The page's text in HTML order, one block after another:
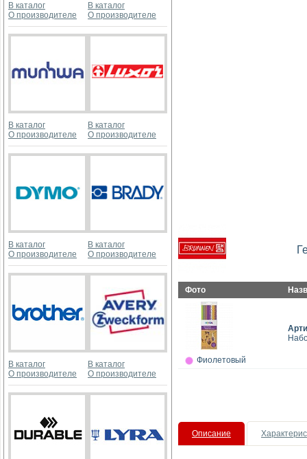
В каталог
О производителе
В каталог
О производителе
В каталог
О производителе
В каталог
О производителе
В каталог
О производителе
В каталог
О производителе
В каталог
О производителе
В каталог
О производителе
Фото
Фиолетовый
Описание